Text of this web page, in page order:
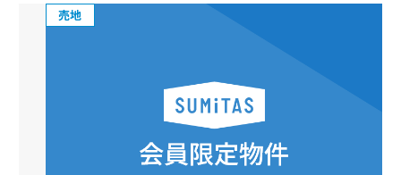
売地